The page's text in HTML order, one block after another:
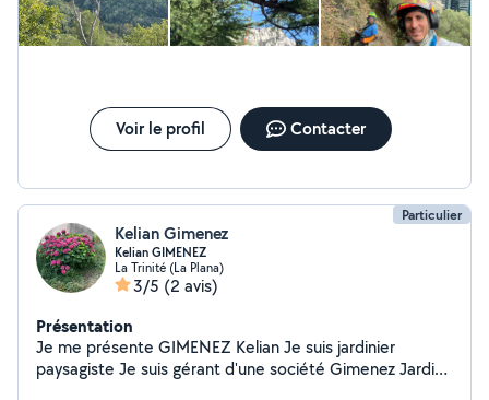
Voir le profil Contacter
Particulier
Kelian Gimenez
Kelian GIMENEZ
La Trinité (La Plana)
3/5 (2 avis)
Présentation
Je me présente GIMENEZ Kelian Je suis jardinier
paysagiste Je suis gérant d'une société Gimenez Jardins